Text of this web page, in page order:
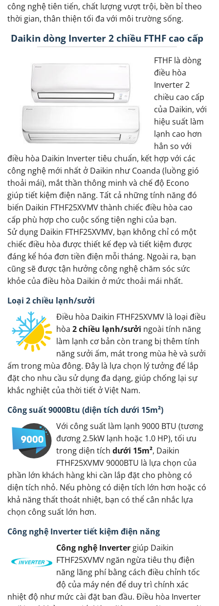
công nghệ tiên tiến, chất lượng vượt trội, bền bỉ theo
thời gian, thân thiện tối đa với môi trường sống.
Daikin dòng Inverter 2 chiều FTHF cao cấp
FTHF là dòng
điều hòa
Inverter 2
chiều cao cấp
của Daikin, với
hiệu suất làm
lạnh cao hơn
hẳn so với
điều hòa Daikin Inverter tiêu chuẩn, kết hợp với các
công nghệ mới nhất ở Daikin như Coanda (luồng gió
thoải mái), mắt thần thông minh và chế độ Econo
giúp tiết kiệm điện năng. Tất cả những tính năng đó
biến Daikin FTHF25XVMV thành chiếc điều hòa cao
cấp phù hợp cho cuộc sống tiện nghi của bạn.
Sử dụng Daikin FTHF25XVMV, bạn không chỉ có một
chiếc điều hòa được thiết kế đẹp và tiết kiệm được
đáng kể hóa đơn tiền điện mỗi tháng. Ngoài ra, bạn
cũng sẽ được tận hưởng công nghệ chăm sóc sức
khỏe của điều hòa Daikin ở mức thoải mái nhất.
Loại 2 chiều lạnh/sưởi
Điều hòa Daikin FTHF25XVMV là loại điều
hòa 2 chiều lạnh/sưởi ngoài tính năng
làm lạnh cơ bản còn trang bị thêm tính
năng sưởi ấm, mát trong mùa hè và sưởi
ấm trong mùa đông. Đây là lựa chọn lý tưởng để lắp
đặt cho nhu cầu sử dụng đa dạng, giúp chống lại sự
khắc nghiệt của thời tiết ở Việt Nam.
Công suất 9000Btu (diện tích dưới 15m²)
Với công suất làm lạnh 9000 BTU (tương
đương 2.5kW lạnh hoặc 1.0 HP), tối ưu
trong diện tích dưới 15m², Daikin
FTHF25XVMV 9000BTU là lựa chọn của
phần lớn khách hàng khi cần lắp đặt cho phòng có
diện tích nhỏ. Nếu phòng có diện tích lớn hơn hoặc có
khả năng thất thoát nhiệt, bạn có thể cân nhắc lựa
chọn công suất lớn hơn.
Công nghệ Inverter tiết kiệm điện năng
Công nghệ Inverter giúp Daikin
FTHF25XVMV ngăn ngừa tiêu thụ điện
năng lãng phí bằng cách điều chỉnh tốc
độ của máy nén để duy trì chính xác
nhiệt độ như mức cài đặt ban đầu. Điều hòa Inverter